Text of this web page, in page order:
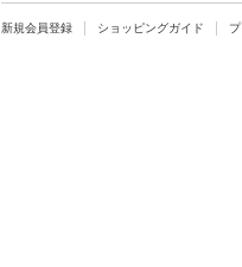
新規会員登録 ショッピングガイド